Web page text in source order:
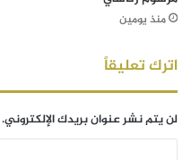
منذ يومين
اترك تعليقاً
لن يتم نشر عنوان بريدك الإلكتروني.